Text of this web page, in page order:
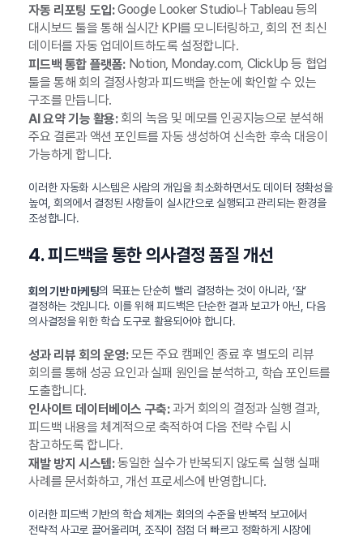
자동 리포팅 도입:Google Looker Studio나 Tableau 등의
대시보드 툴을 통해 실시간 KPI를 모니터링하고, 회의 전 최신
데이터를 자동 업데이트하도록 설정합니다.
피드백 통합 플랫폼:Notion, Monday.com, ClickUp 등 협업
툴을 통해 회의 결정사항과 피드백을 한눈에 확인할 수 있는
구조를 만듭니다.
AI 요약 기능 활용:회의 녹음 및 메모를 인공지능으로 분석해
주요 결론과 액션 포인트를 자동 생성하여 신속한 후속 대응이
가능하게 합니다.
이러한 자동화 시스템은 사람의 개입을 최소화하면서도 데이터 정확성을
높여, 회의에서 결정된 사항들이 실시간으로 실행되고 관리되는 환경을
조성합니다.
4. 피드백을 통한 의사결정 품질 개선
회의 기반 마케팅의 목표는 단순히 빨리 결정하는 것이 아니라, ‘잘’
결정하는 것입니다. 이를 위해 피드백은 단순한 결과 보고가 아닌, 다음
의사결정을 위한 학습 도구로 활용되어야 합니다.
성과 리뷰 회의 운영:모든 주요 캠페인 종료 후 별도의 리뷰
회의를 통해 성공 요인과 실패 원인을 분석하고, 학습 포인트를
도출합니다.
인사이트 데이터베이스 구축:과거 회의의 결정과 실행 결과,
피드백 내용을 체계적으로 축적하여 다음 전략 수립 시
참고하도록 합니다.
재발 방지 시스템:동일한 실수가 반복되지 않도록 실행 실패
사례를 문서화하고, 개선 프로세스에 반영합니다.
이러한 피드백 기반의 학습 체계는 회의의 수준을 반복적 보고에서
전략적 사고로 끌어올리며, 조직이 점점 더 빠르고 정확하게 시장에